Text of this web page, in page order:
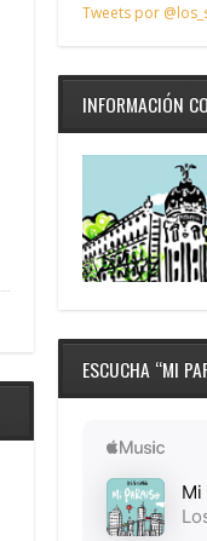
Tweets por
INFORMACIÓN
ESCUCHA “MI